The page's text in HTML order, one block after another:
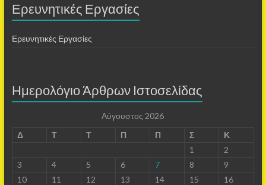
Ερευνητικές Εργασίες
Ερευνητικές Εργασίες
Ημερολόγιο Άρθρων Ιστοσελίδας
Αύγουστος 2026
Δ
Τ Τ Π Π Σ
Κ
1
2
3
4 5 6 7 8
9
10
11 12 13 14 15
16